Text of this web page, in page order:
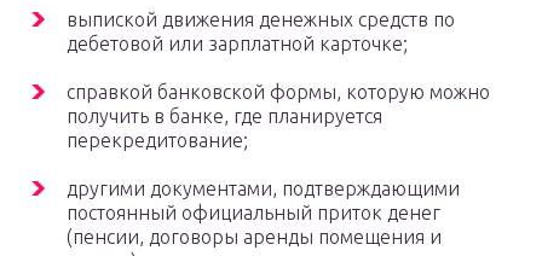
выпиской движения денежных средств по
дебетовой или зарплатной карточке;
справкой банковской формы, которую можно
получить в банке, где планируется
перекредитование;
другими документами, подтверждающими
постоянный официальный приток денег
(пенсии, договоры аренды помещения и